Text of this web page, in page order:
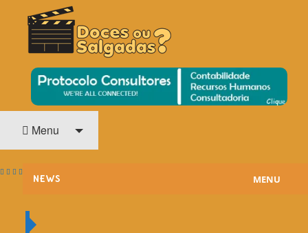
DOCES OU SALGADAS?
O Cinema? Uma Paixão!!
Menu
NEWS MENU